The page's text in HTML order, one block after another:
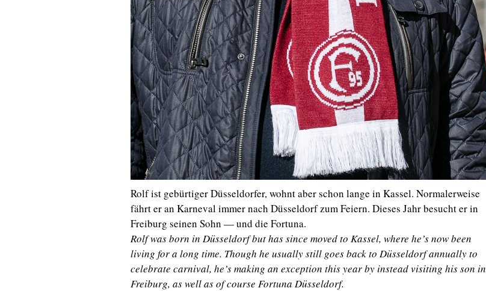
Rolf ist gebürtiger Düsseldorfer, wohnt aber schon lange in Kassel. Normalerweise
fährt er an Karneval immer nach Düsseldorf zum Feiern. Dieses Jahr besucht er in
Freiburg seinen Sohn — und die Fortuna.
Rolf was born in Düsseldorf but has since moved to Kassel, where he’s now been
living for a long time. Though he usually still goes back to Düsseldorf annually to
celebrate carnival, he’s making an exception this year by instead visiting his son in
Freiburg, as well as of course Fortuna Düsseldorf.